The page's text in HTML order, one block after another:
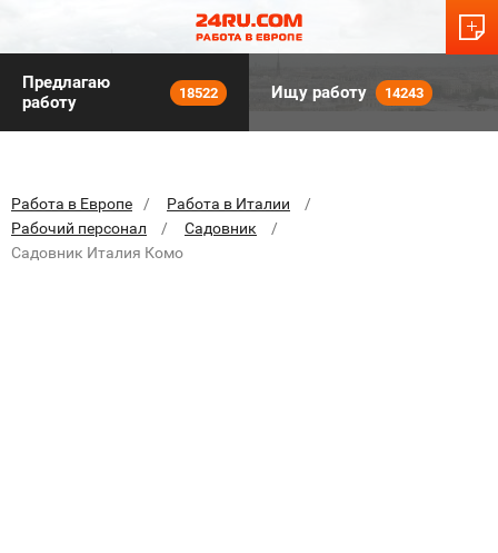
Предлагаю
работу
18522 Ищу работу 14243
Работа в Европе
Работа в Италии
Рабочий персонал
Садовник
Садовник Италия Комо